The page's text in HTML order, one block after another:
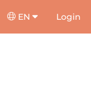
EN Login